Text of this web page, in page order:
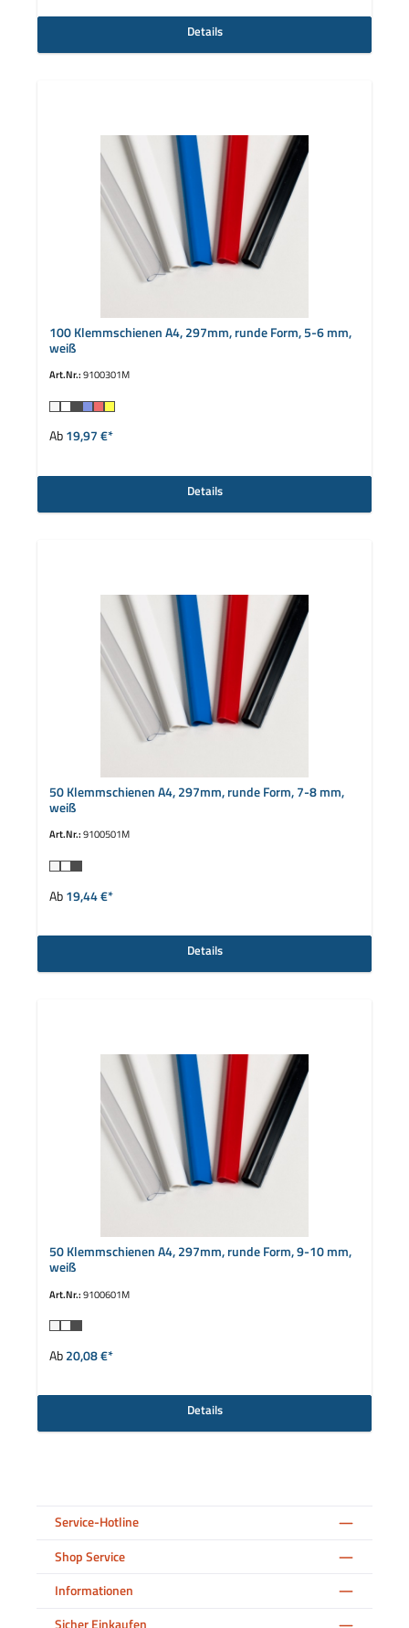
Details
100 Klemmschienen A4, 297mm, runde Form, 5-6 mm,
weiß
Art.Nr.:9100301M
Farbeauswählen
Ab19,97 €*
Details
50 Klemmschienen A4, 297mm, runde Form, 7-8 mm,
weiß
Art.Nr.:9100501M
Farbe
Ab19,44 €*
Details
50 Klemmschienen A4, 297mm, runde Form, 9-10 mm,
weiß
Art.Nr.:9100601M
Farbe
Ab20,08 €*
Details
Service-Hotline
Shop Service
Informationen